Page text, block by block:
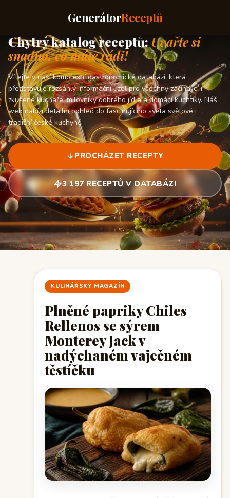
GenerátorReceptů
Chytrý katalog receptů: Uvařte si
snadno, co máte rádi!
Vítejte v naší komplexní gastronomické databázi, která
představuje rozsáhlý informační uzel pro všechny začínající i
zkušené kuchaře, milovníky dobrého jídla a domácí kuchtíky. Náš
web nabízí detailní pohled do fascinujícího světa světové i
tradiční české kuchyně.
PROCHÁZET RECEPTY
3 197 RECEPTŮ V DATABÁZI
KULINÁŘSKÝ MAGAZÍN
Plněné papriky Chiles
Rellenos se sýrem
Monterey Jack v
nadýchaném vaječném
těstíčku